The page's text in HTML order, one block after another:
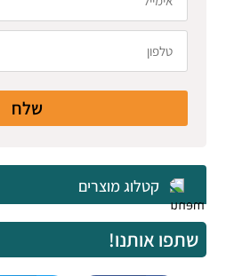
שלח
קטלוג מוצרים
שתפו אותנו!